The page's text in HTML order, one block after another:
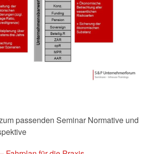
passenden Seminar Normative und